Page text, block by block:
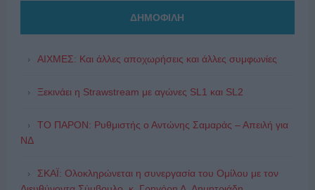
ΔΗΜΟΦΙΛΗ
ΑΙΧΜΕΣ: Και άλλες αποχωρήσεις και άλλες συμφωνίες
Ξεκινάει η Strawstream με αγώνες SL1 και SL2
ΤΟ ΠΑΡΟΝ: Ρυθμιστής ο Αντώνης Σαμαράς – Απειλή για
ΝΔ
ΣΚΑΪ: Ολοκληρώνεται η συνεργασία του Ομίλου με τον